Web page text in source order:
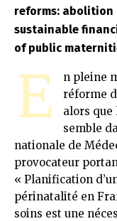
reforms: abolition
sustainable
of public
E
n pleine
réforme
alors
semble
nationale de
provocateur
« Planification
périnatalité en
soins est une